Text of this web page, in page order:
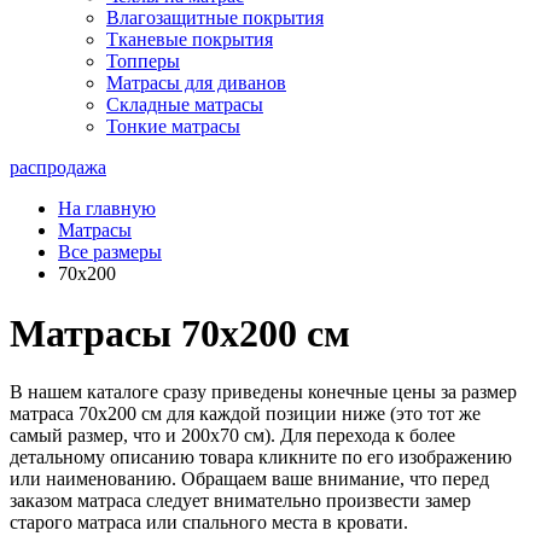
Влагозащитные покрытия
Тканевые покрытия
Топперы
Матрасы для диванов
Складные матрасы
Тонкие матрасы
распродажа
На главную
Матрасы
Все размеры
70x200
Матрасы 70х200 см
В нашем каталоге сразу приведены конечные цены за размер
матраса 70х200 см для каждой позиции ниже (это тот же
самый размер, что и 200х70 см). Для перехода к более
детальному описанию товара кликните по его изображению
или наименованию. Обращаем ваше внимание, что перед
заказом матраса следует внимательно произвести замер
старого матраса или спального места в кровати.